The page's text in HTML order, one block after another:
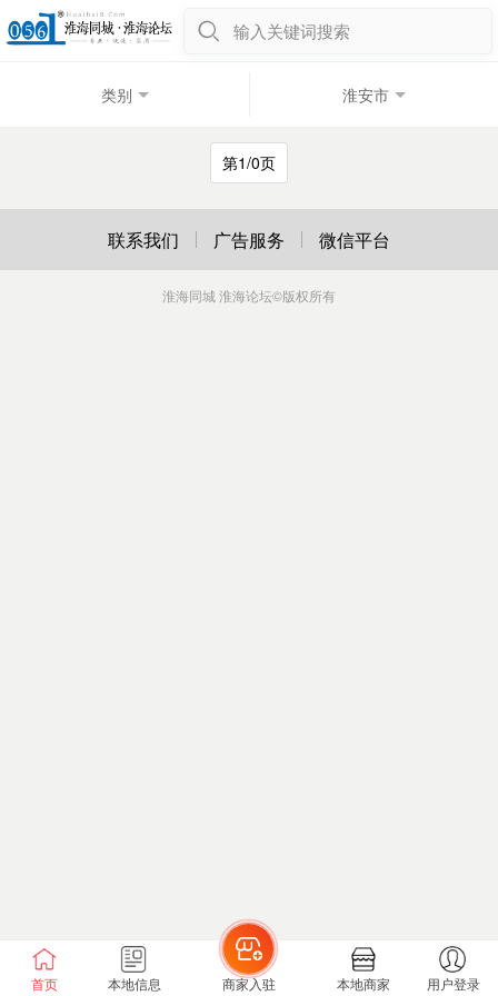
输入关键词搜索
类别 淮安市
第1/0页
首页 本地信息 商家入驻 本地商家 用户登录
联系我们 广告服务 微信平台
淮海同城 淮海论坛©版权所有